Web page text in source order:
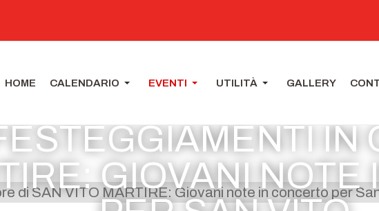
HOME CALENDARIO EVENTI UTILITÀ GALLERY
IN
GIOVANI NOTE